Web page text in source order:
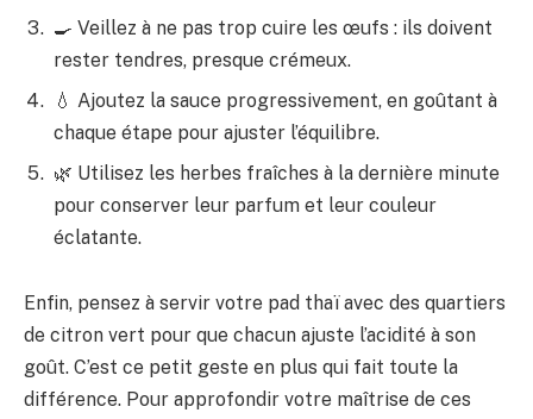
🍳 Veillez à ne pas trop cuire les œufs : ils doivent
rester tendres, presque crémeux.
💧 Ajoutez la sauce progressivement, en goûtant à
chaque étape pour ajuster l’équilibre.
🌿 Utilisez les herbes fraîches à la dernière minute
pour conserver leur parfum et leur couleur
éclatante.
Enfin, pensez à servir votre pad thaï avec des quartiers
de citron vert pour que chacun ajuste l’acidité à son
goût. C’est ce petit geste en plus qui fait toute la
différence. Pour approfondir votre maîtrise de ces